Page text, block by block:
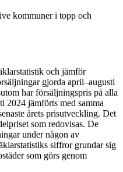
kommuner i topp och
och jämför
gjorda april–augusti
har försäljningspris på alla
2024 jämförts med samma
årets prisutveckling. Det
som redovisas. De
under någon av
siffror grundar sig
som görs genom